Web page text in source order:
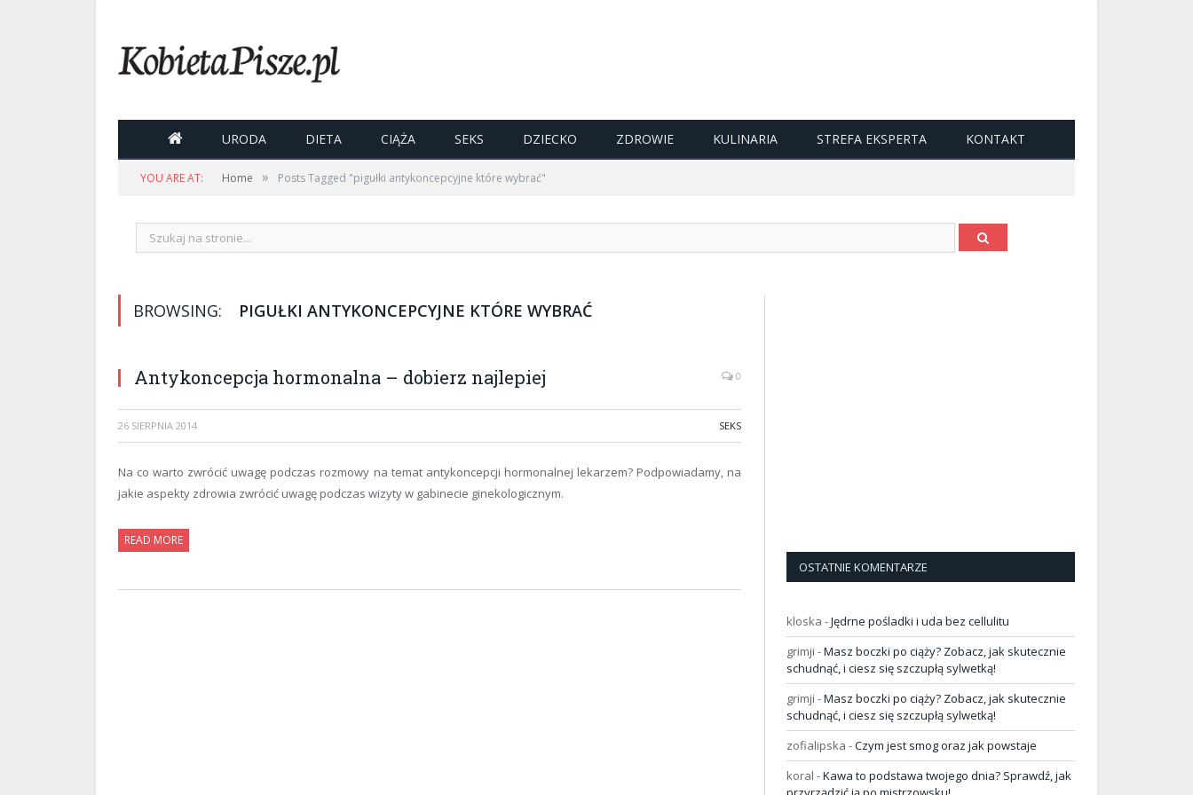
 URODA DIETA CIĄŻA SEKS DZIECKO ZDROWIE KULINARIA STREFA EKSPERTA KONTAKT
YOU ARE AT: Home » Posts Tagged "pigułki antykoncepcyjne które wybrać"
BROWSING: PIGUŁKI ANTYKONCEPCYJNE KTÓRE WYBRAĆ
Antykoncepcja hormonalna – dobierz najlepiej 0
26 SIERPNIA 2014 SEKS
Na co warto zwrócić uwagę podczas rozmowy na temat antykoncepcji hormonalnej lekarzem? Podpowiadamy, na
jakie aspekty zdrowia zwrócić uwagę podczas wizyty w gabinecie ginekologicznym.
READ MORE
OSTATNIE KOMENTARZE
kloska -Jędrne pośladki i uda bez cellulitu
grimji -Masz boczki po ciąży? Zobacz, jak skutecznie
schudnąć, i ciesz się szczupłą sylwetką!
grimji -Masz boczki po ciąży? Zobacz, jak skutecznie
schudnąć, i ciesz się szczupłą sylwetką!
zofialipska -Czym jest smog oraz jak powstaje
koral -Kawa to podstawa twojego dnia? Sprawdź, jak